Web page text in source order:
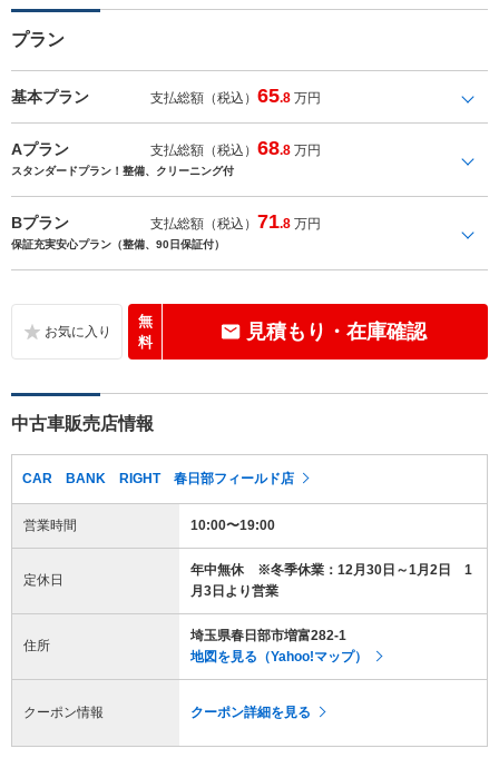
プラン
基本プラン 支払総額（税込）65.8 万円
Aプラン 支払総額（税込）68.8 万円
スタンダードプラン！整備、クリーニング付
Bプラン 支払総額（税込） 71.8 万円
保証充実安心プラン（整備、90日保証付）
無
料
見積もり・在庫確認
中古車販売店情報
CAR BANK RIGHT 春日部フィールド店
営業時間 10:00〜19:00
定休日
年中無休 ※冬季休業：12月30日～1月2日 1
月3日より営業
住所
埼玉県春日部市増富282-1
地図を見る（Yahoo!マップ）
クーポン情報 クーポン詳細を見る